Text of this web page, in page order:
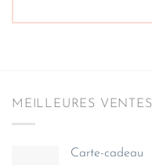
MEILLEURES VENTES
Carte-cadeau